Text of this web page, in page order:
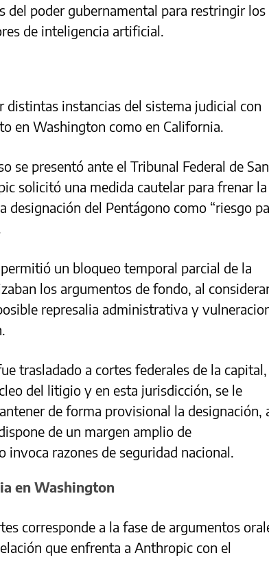
del poder gubernamental para restringir los
de inteligencia artificial.
distintas instancias del sistema judicial con
en Washington como en California.
se presentó ante el Tribunal Federal de San
solicitó una medida cautelar para frenar la
designación del Pentágono como “riesgo
un bloqueo temporal parcial de la
los argumentos de fondo, al
represalia administrativa y
trasladado a cortes federales de la capital,
del litigio y en esta jurisdicción, se le
de forma provisional la designación,
de un margen amplio de
invoca razones de seguridad nacional.
en Washington
corresponde a la fase de argumentos
que enfrenta a Anthropic con el